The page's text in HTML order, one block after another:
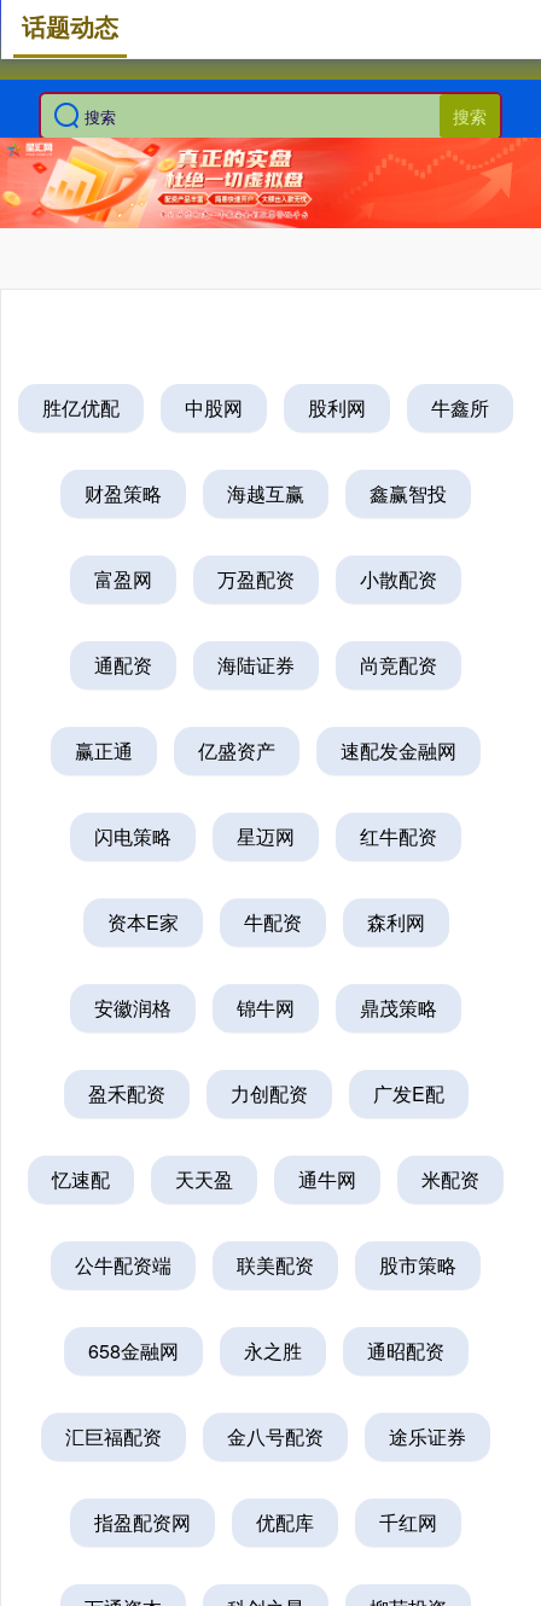
搜索
话题动态
胜亿优配 中股网 股利网 牛鑫所
财盈策略 海越互赢 鑫赢智投
富盈网 万盈配资 小散配资
通配资 海陆证券 尚竞配资
赢正通 亿盛资产 速配发金融网
闪电策略 星迈网 红牛配资
资本E家 牛配资 森利网
安徽润格 锦牛网 鼎茂策略
盈禾配资 力创配资 广发E配
忆速配 天天盈 通牛网 米配资
公牛配资端 联美配资 股市策略
658金融网 永之胜 通昭配资
汇巨福配资 金八号配资 途乐证券
指盈配资网 优配库 千红网